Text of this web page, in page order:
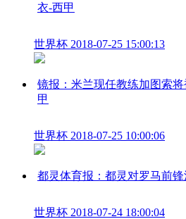
衣-西甲
世界杯 2018-07-25 15:00:13
镜报：米兰现任教练加图索
甲
世界杯 2018-07-25 10:00:06
都灵体育报：都灵对罗马前
世界杯 2018-07-24 18:00:04